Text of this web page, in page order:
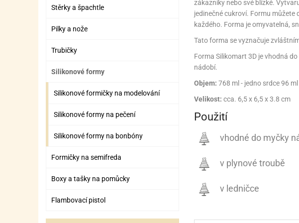
KÁVA
KOŘENÍ
MLÉČNÉ SUROVINY
MOUKA A DROŽDÍ
NÁPLNĚ A KRÉMY
OLEJE A TUKY
OŘECHOVÁ MÁSLA
PEKAŘSKÉ SUROVINY
POLEVY A GLAZÉ
VYPICHOVAČE
OTOČNÉ STOJANY NA
SEPARACE A VÝZTUHY
SILIKONOVÉ FORMY NA
BOXY A TAŠKY NA POMŮCKY PŘENÁŠENÍ DORTŮ A
TEKUTÉ
TŘPYTKY
KÁVA
KOŘENÍ
MLÉČNÉ SUROVINY
MOUKA A DROŽDÍ
NÁPLNĚ A KRÉMY
KRÉMY
OLEJE A TUKY
OŘECHOVÁ MÁSLA
PEKAŘSKÉ SUROVINY
POLEVY A GLAZÉ
PEKÁČE A
RELIÉFNÍ
ZAPÉKACÍ
ZÁBAVNÉ HRAČKY, DOPLŇKY
VÝROBA SLIZU
ZÁBAVNÍ PYROTECHNIKA
Stěrky a špachtle
Pilky a nože
Trubičky
Silikonové formy
Silikonové formičky na modelování
Silikonové formy na pečení
Silikonové formy na bonbóny
Formičky na semifreda
Boxy a tašky na pomůcky
Flambovací pistol
zákazníky nebo své blízké.
jedinečné cukroví. Formu
každého. Forma je omyvatelná,
Tato forma se vyznačuje
Forma Silikomart 3D je vhodná
nádobí.
Objem: 768 ml - jedno srdce 96 ml
Velikost: cca. 6,5 x 6,5 x 3.8 cm
Použití
vhodné do myčky
v plynové troubě
v ledničce